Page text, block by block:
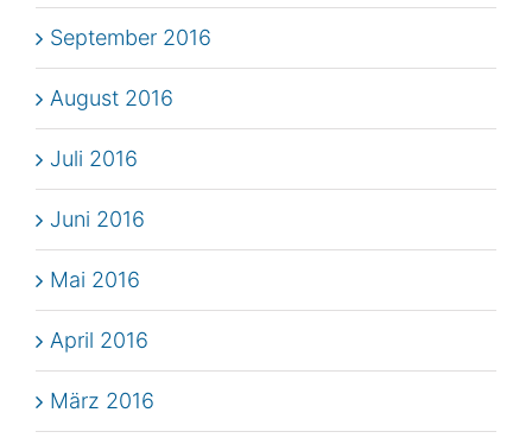
September 2016
August 2016
Juli 2016
Juni 2016
Mai 2016
April 2016
März 2016